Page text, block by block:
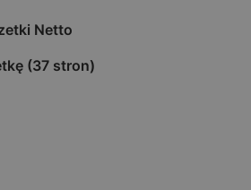
Netto
(37 stron)